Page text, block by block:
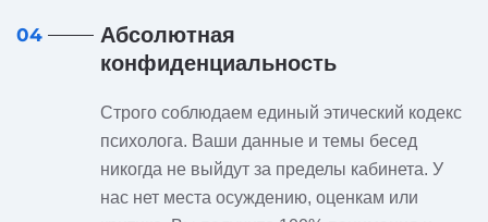
04
Абсолютная
конфиденциальность
Строго соблюдаем единый этический кодекс
психолога. Ваши данные и темы бесед
никогда не выйдут за пределы кабинета. У
нас нет места осуждению, оценкам или